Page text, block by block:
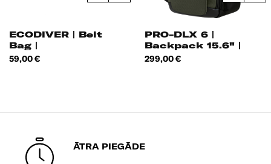
ECODIVER | Belt
Bag |
Cena
59,00 €
PRO-DLX 6 |
Backpack 15.6" |
Cena
299,00 €
ĀTRA PIEGĀDE